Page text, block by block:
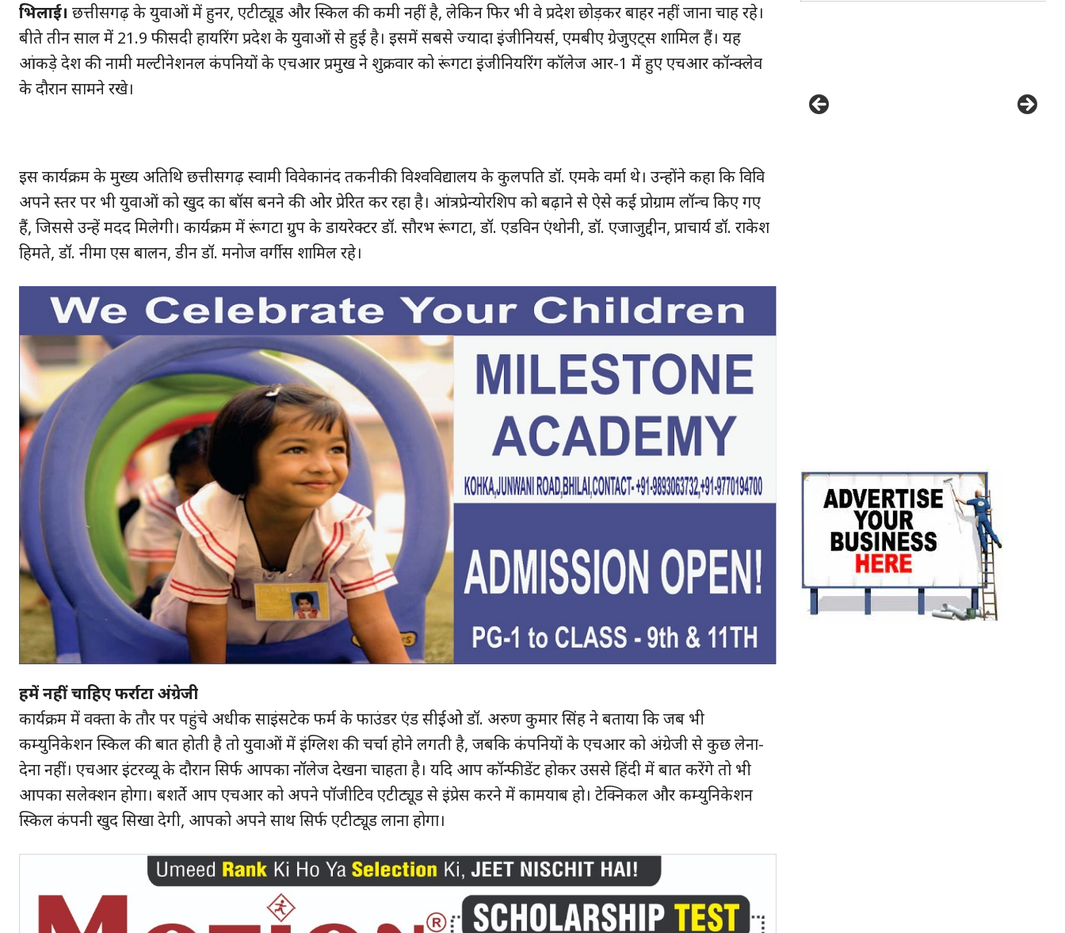
हमसे जुड़े
मुख्य पेज
हमारे बारे में
संपर्क करें
भिलाई। छत्तीसगढ़ के युवाओं में हुनर, एटीट्यूड और स्किल की कमी नहीं है, लेकिन फिर भी वे प्रदेश छोड़कर बाहर नहीं जाना चाह रहे।
बीते तीन साल में 21.9 फीसदी हायरिंग प्रदेश के युवाओं से हुई है। इसमें सबसे ज्यादा इंजीनियर्स, एमबीए ग्रेजुएट्स शामिल हैं। यह
आंकड़े देश की नामी मल्टीनेशनल कंपनियों के एचआर प्रमुख ने शुक्रवार को रूंगटा इंजीनियरिंग कॉलेज आर-1 में हुए एचआर कॉन्क्लेव
के दौरान सामने रखे।
इस कार्यक्रम के मुख्य अतिथि छत्तीसगढ़ स्वामी विवेकानंद तकनीकी विश्वविद्यालय के कुलपति डॉ. एमके वर्मा थे। उन्होंने कहा कि विवि
अपने स्तर पर भी युवाओं को खुद का बॉस बनने की ओर प्रेरित कर रहा है। आंत्रप्रेन्योरशिप को बढ़ाने से ऐसे कई प्रोग्राम लॉन्च किए गए
हैं, जिससे उन्हें मदद मिलेगी। कार्यक्रम में रूंगटा ग्रुप के डायरेक्टर डॉ. सौरभ रूंगटा, डॉ. एडविन एंथोनी, डॉ. एजाजुद्दीन, प्राचार्य डॉ. राकेश
हिमते, डॉ. नीमा एस बालन, डीन डॉ. मनोज वर्गीस शामिल रहे।
हमें नहीं चाहिए फर्राटा अंग्रेजी
कार्यक्रम में वक्ता के तौर पर पहुंचे अधीक साइंसटेक फर्म के फाउंडर एंड सीईओ डॉ. अरुण कुमार सिंह ने बताया कि जब भी
कम्युनिकेशन स्किल की बात होती है तो युवाओं में इंग्लिश की चर्चा होने लगती है, जबकि कंपनियों के एचआर को अंग्रेजी से कुछ लेना-
देना नहीं। एचआर इंटरव्यू के दौरान सिर्फ आपका नॉलेज देखना चाहता है। यदि आप कॉन्फीडेंट होकर उससे हिंदी में बात करेंगे तो भी
आपका सलेक्शन होगा। बशर्ते आप एचआर को अपने पॉजीटिव एटीट्यूड से इंप्रेस करने में कामयाब हो। टेक्निकल और कम्युनिकेशन
स्किल कंपनी खुद सिखा देगी, आपको अपने साथ सिर्फ एटीट्यूड लाना होगा।